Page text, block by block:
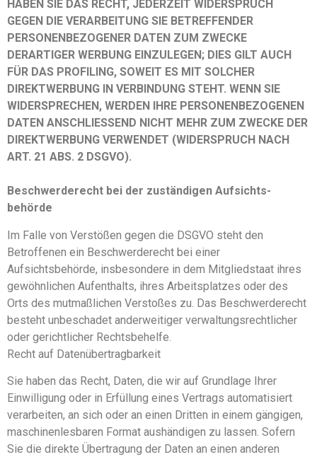
HABEN SIE DAS RECHT, JEDERZEIT WIDERSPRUCH
GEGEN DIE VERARBEITUNG SIE BETREFFENDER
PERSONENBEZOGENER DATEN ZUM ZWECKE
DERARTIGER WERBUNG EINZULEGEN; DIES GILT AUCH
FÜR DAS PROFILING, SOWEIT ES MIT SOLCHER
DIREKTWERBUNG IN VERBINDUNG STEHT. WENN SIE
WIDERSPRECHEN, WERDEN IHRE PERSONENBEZOGENEN
DATEN ANSCHLIESSEND NICHT MEHR ZUM ZWECKE DER
DIREKTWERBUNG VERWENDET (WIDERSPRUCH NACH
ART. 21 ABS. 2 DSGVO).
Beschwerde­recht bei der zuständigen Aufsichts­
behörde
Im Falle von Verstößen gegen die DSGVO steht den
Betroffenen ein Beschwerderecht bei einer
Aufsichtsbehörde, insbesondere in dem Mitgliedstaat ihres
gewöhnlichen Aufenthalts, ihres Arbeitsplatzes oder des
Orts des mutmaßlichen Verstoßes zu. Das Beschwerderecht
besteht unbeschadet anderweitiger verwaltungsrechtlicher
oder gerichtlicher Rechtsbehelfe.
Recht auf Daten­übertrag­barkeit
Sie haben das Recht, Daten, die wir auf Grundlage Ihrer
Einwilligung oder in Erfüllung eines Vertrags automatisiert
verarbeiten, an sich oder an einen Dritten in einem gängigen,
maschinenlesbaren Format aushändigen zu lassen. Sofern
Sie die direkte Übertragung der Daten an einen anderen